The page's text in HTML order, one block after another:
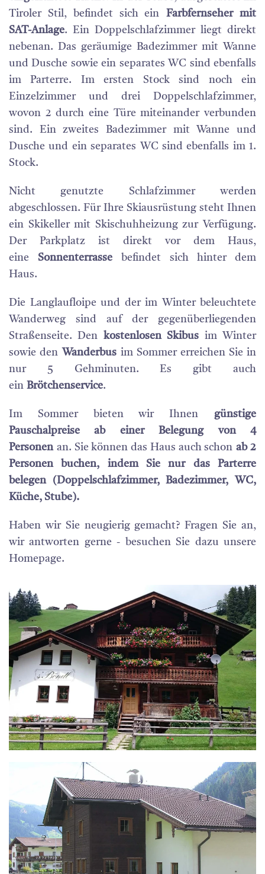
Tiroler Stil, befindet sich einFarbfernseher mit
SAT-Anlage. Ein Doppelschlafzimmer liegt direkt
nebenan. Das geräumige Badezimmer mit Wanne
und Dusche sowie ein separates WC sind ebenfalls
im Parterre. Im ersten Stock sind noch ein
Einzelzimmer und drei Doppelschlafzimmer,
wovon 2 durch eine Türe miteinander verbunden
sind. Ein zweites Badezimmer mit Wanne und
Dusche und ein separates WC sind ebenfalls im 1.
Stock.
Nicht genutzte Schlafzimmer werden
abgeschlossen. Für Ihre Skiausrüstung steht Ihnen
ein Skikeller mit Skischuhheizung zur Verfügung.
Der Parkplatz ist direkt vor dem Haus,
eine Sonnenterrasse befindet sich hinter dem
Haus.
Die Langlaufloipe und der im Winter beleuchtete
Wanderweg sind auf der gegenüberliegenden
Straßenseite. Den kostenlosen Skibus im Winter
sowie den Wanderbus im Sommer erreichen Sie in
nur 5 Gehminuten. Es gibt auch
ein Brötchenservice.
Im Sommer bieten wir Ihnen günstige
Pauschalpreise ab einer Belegung von 4
Personenan. Sie können das Haus auch schonab 2
Personen buchen, indem Sie nur das Parterre
belegen (Doppelschlafzimmer, Badezimmer, WC,
Küche, Stube).
Haben wir Sie neugierig gemacht? Fragen Sie an,
wir antworten gerne - besuchen Sie dazu unsere
Homepage.